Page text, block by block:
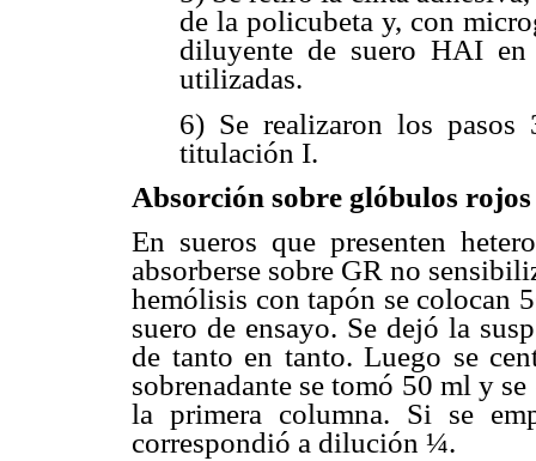
de la policubeta y, con
diluyente de suero HAI
utilizadas.
6) Se realizaron los
titulación I.
Absorción sobre glóbulos
En sueros que presenten
absorberse sobre GR no
hemólisis con tapón se colocan
suero de ensayo. Se dejó la
de tanto en tanto. Luego se
sobrenadante se tomó 50 ml y
la primera columna. Si se
correspondió a dilución ¼.